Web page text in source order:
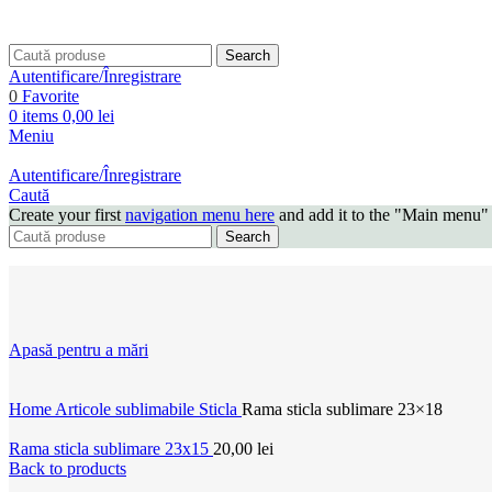
Search
Autentificare/Înregistrare
0 Favorite
0 items 0,00 lei
Meniu
Autentificare/Înregistrare
Caută
Create your first navigation menu here and add it to the "Main menu"
Search
Apasă pentru a mări
Home Articole sublimabile Sticla Rama sticla sublimare 23×18
Rama sticla sublimare 23x15 20,00 lei
Back to products